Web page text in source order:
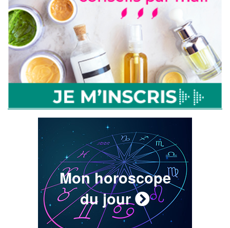
Mon horoscope
du jour